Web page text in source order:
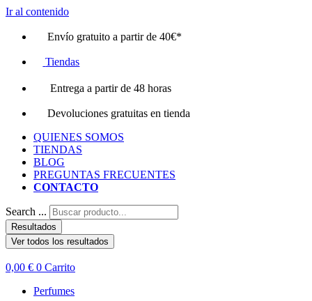
Ir al contenido
Envío gratuito a partir de 40€*
Tiendas
Entrega a partir de 48 horas
Devoluciones gratuitas en tienda
QUIENES SOMOS
TIENDAS
BLOG
PREGUNTAS FRECUENTES
CONTACTO
Search ...
Resultados
Ver todos los resultados
0,00 € 0 Carrito
Perfumes